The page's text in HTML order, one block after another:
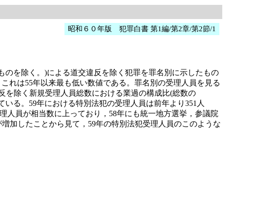
昭和６０年版 犯罪白書 第1編/第2章/第2節/1
を除く。)による道交違反を除く犯罪を罪名別に示したもの
れは55年以来最も低い数値である。罪名別の受理人員を見る
を除く新規受理人員総数における業過の構成比(総数の
る。59年における特別法犯の受理人員は前年より351人
人員が相当数に上っており，58年にも統一地方選挙，参議院
加したことから見て，59年の特別法犯受理人員のこのような